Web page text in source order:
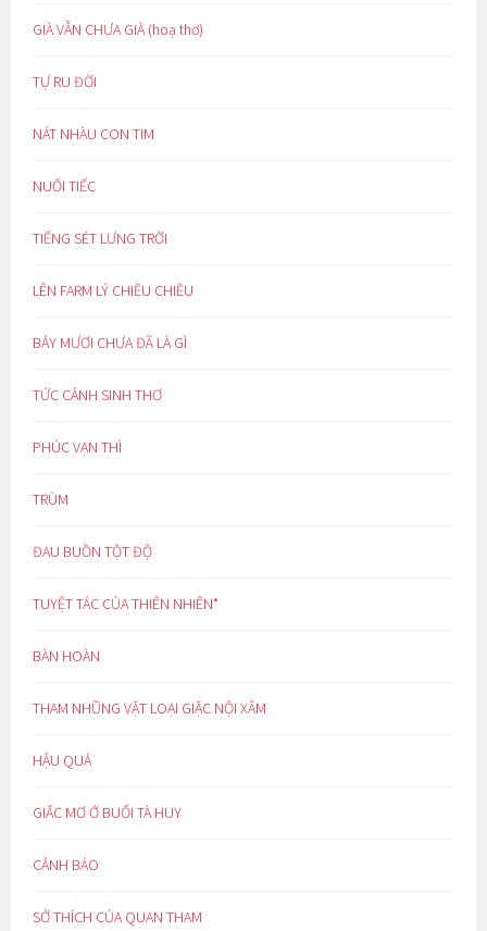
GIÀ VẪN CHƯA GIÀ (hoạ thơ)
TỰ RU ĐỜI
NÁT NHÀU CON TIM
NUỐI TIẾC
TIẾNG SÉT LƯNG TRỜI
LÊN FARM LÝ CHIỀU CHIỀU
BẢY MƯƠI CHƯA ĐÃ LÀ GÌ
TỨC CẢNH SINH THƠ
PHÚC VẠN THÌ
TRÙM
ĐAU BUỒN TỘT ĐỘ
TUYỆT TÁC CỦA THIÊN NHIÊN*
BÀN HOÀN
THAM NHŨNG VẶT LOẠI GIẶC NỘI XÂM
HẬU QUẢ
GIẤC MƠ Ở BUỔI TÀ HUY
CẢNH BÁO
SỞ THÍCH CỦA QUAN THAM